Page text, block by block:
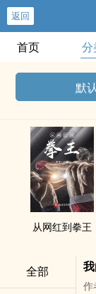
返回
首页 分
默认
从网红到拳王
全部
作